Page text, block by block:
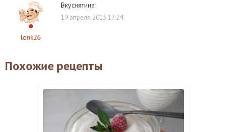
lorik26
Вкуснятина!
19 апреля 2015 17:24
Похожие рецепты